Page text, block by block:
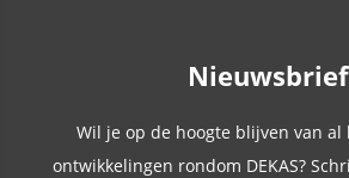
Nieuwsbrief
Wil je op de hoogte blijven van al
ontwikkelingen rondom DEKAS?